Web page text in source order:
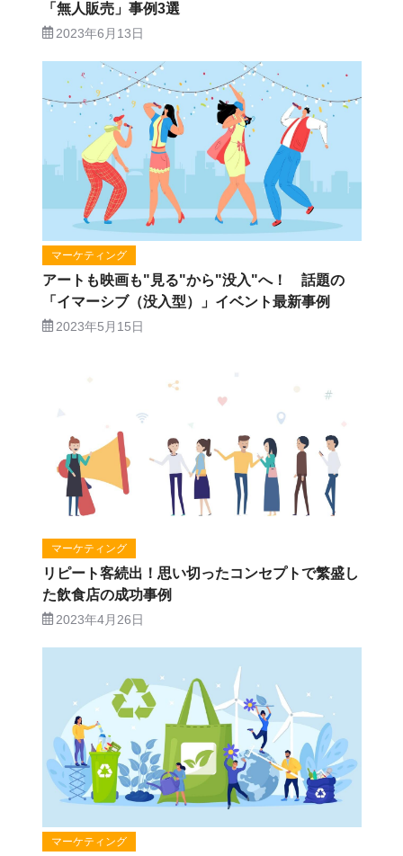
「無人販売」事例3選
2023年6月13日
マーケティング
アートも映画も"見る"から"没入"へ！ 話題の
「イマーシブ（没入型）」イベント最新事例
2023年5月15日
マーケティング
リピート客続出！思い切ったコンセプトで繁盛し
た飲食店の成功事例
2023年4月26日
マーケティング